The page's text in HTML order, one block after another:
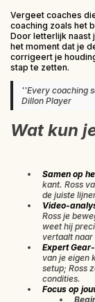
Vergeet coaches
coaching zoals het
Door letterlijk naast
het moment dat je
corrigeert je
stap te zetten.
''Every coaching
Dillon Player
Wat kun
Samen op
kant. Ross
de juiste
Video-
Ross je
weet hij
vertaalt naar
Expert
van je eigen
setup; Ross
condities.
Focus op